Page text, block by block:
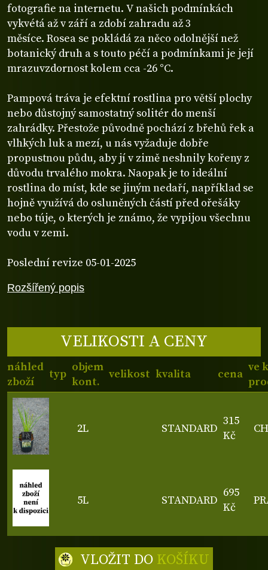
Rozšířený popis
fotografie na internetu. V našich podmínkách
vykvétá až v září a zdobí zahradu až 3
měsíce. Rosea se pokládá za něco odolnější než
botanický druh a s touto péčí a podmínkami je její
mrazuvzdornost kolem cca -26 °C.
Pampová tráva je efektní rostlina pro větší plochy
nebo důstojný samostatný solitér do menší
zahrádky. Přestože původně pochází z břehů řek a
vlhkých luk a mezí, u nás vyžaduje dobře
propustnou půdu, aby jí v zimě neshnily kořeny z
důvodu trvalého mokra. Naopak je to ideální
rostlina do míst, kde se jiným nedaří, například se
hojně využívá do osluněných částí před ořešáky
nebo túje, o kterých je známo, že vypijou všechnu
vodu v zemi.
Poslední revize 05-01-2025
VELIKOSTI A CENY
náhled
zboží
typ
objem
kont.
velikost kvalita cena
ve
2L STANDARD
315
Kč
5L STANDARD
695
Kč
VLOŽIT DO KOŠÍKU